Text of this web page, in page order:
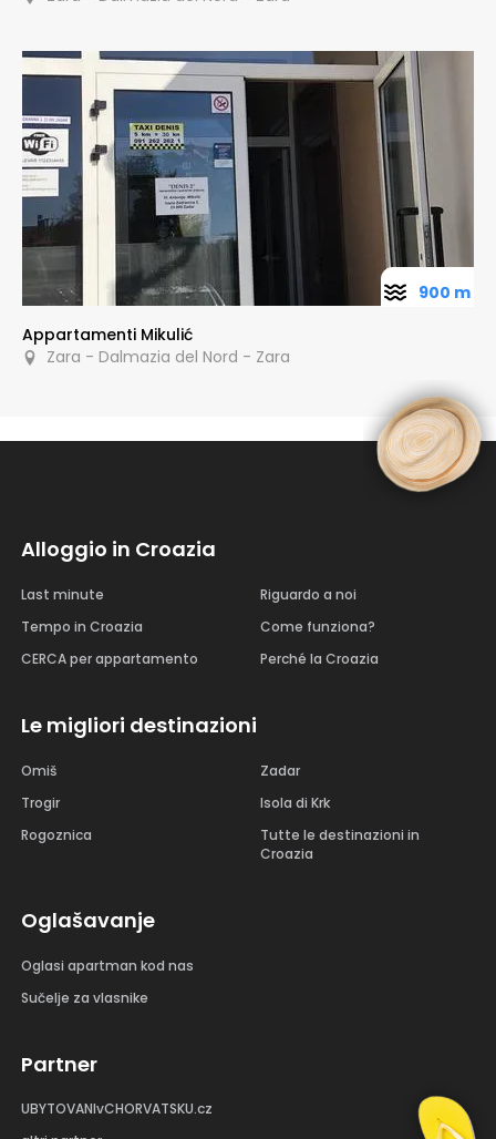
Appartamenti Mikulić
Zara - Dalmazia del Nord - Zara
900 m
Alloggio in Croazia
Last minute
Tempo in Croazia
CERCA per appartamento
Riguardo a noi
Come funziona?
Perché la Croazia
Le migliori destinazioni
Omiš
Trogir
Rogoznica
Zadar
Isola di Krk
Tutte le destinazioni in
Croazia
Oglašavanje
Oglasi apartman kod nas
Sučelje za vlasnike
Partner
UBYTOVANIvCHORVATSKU.cz